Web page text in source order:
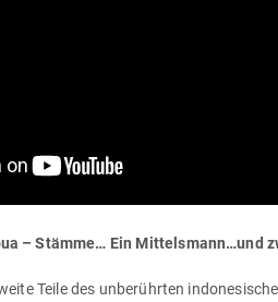
– Stämme… Ein Mittelsmann…und
Teile des unbe­rührten